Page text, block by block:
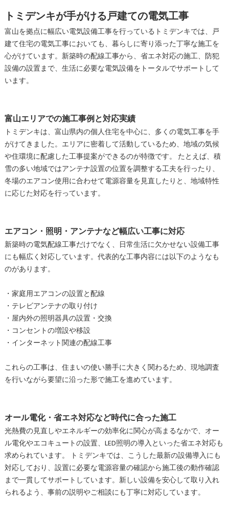
トミデンキが手がける戸建ての電気工事
富山を拠点に幅広い電気設備工事を行っているトミデンキでは、戸
建て住宅の電気工事においても、暮らしに寄り添った丁寧な施工を
心がけています。新築時の配線工事から、省エネ対応の施工、防犯
設備の設置まで、生活に必要な電気設備をトータルでサポートして
います。
富山エリアでの施工事例と対応実績
トミデンキは、富山県内の個人住宅を中心に、多くの電気工事を手
がけてきました。エリアに密着して活動しているため、地域の気候
や住環境に配慮した工事提案ができるのが特徴です。 たとえば、積
雪の多い地域ではアンテナ設置の位置を調整する工夫を行ったり、
冬場のエアコン使用に合わせて電源容量を見直したりと、地域特性
に応じた対応を行っています。
エアコン・照明・アンテナなど幅広い工事に対応
新築時の電気配線工事だけでなく、日常生活に欠かせない設備工事
にも幅広く対応しています。代表的な工事内容には以下のようなも
のがあります。
・家庭用エアコンの設置と配線
・テレビアンテナの取り付け
・屋内外の照明器具の設置・交換
・コンセントの増設や移設
・インターネット関連の配線工事
これらの工事は、住まいの使い勝手に大きく関わるため、現地調査
を行いながら要望に沿った形で施工を進めています。
オール電化・省エネ対応など時代に合った施工
光熱費の見直しやエネルギーの効率化に関心が高まるなかで、オー
ル電化やエコキュートの設置、LED照明の導入といった省エネ対応も
求められています。 トミデンキでは、こうした最新の設備導入にも
対応しており、設置に必要な電源容量の確認から施工後の動作確認
まで一貫してサポートしています。新しい設備を安心して取り入れ
られるよう、事前の説明やご相談にも丁寧に対応しています。